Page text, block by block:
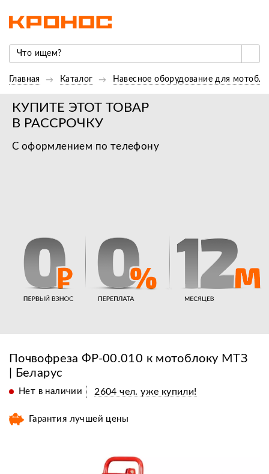
Главная Каталог Навесное оборудование для
КУПИТЕ ЭТОТ ТОВАР
В РАССРОЧКУ
С оформлением по телефону
Почвофреза ФР-00.010 к мотоблоку МТЗ
| Беларус
Нет в наличии 2604 чел. уже купили!
Гарантия лучшей цены